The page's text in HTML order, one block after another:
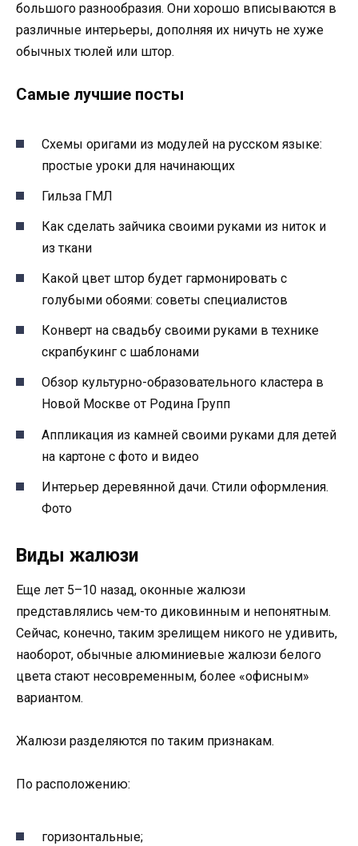
большого разнообразия. Они хорошо вписываются в
различные интерьеры, дополняя их ничуть не хуже
обычных тюлей или штор.
Самые лучшие посты
Схемы оригами из модулей на русском языке:
простые уроки для начинающих
Гильза ГМЛ
Как сделать зайчика своими руками из ниток и
из ткани
Какой цвет штор будет гармонировать с
голубыми обоями: советы специалистов
Конверт на свадьбу своими руками в технике
скрапбукинг с шаблонами
Обзор культурно-образовательного кластера в
Новой Москве от Родина Групп
Аппликация из камней своими руками для детей
на картоне с фото и видео
Интерьер деревянной дачи. Стили оформления.
Фото
Виды жалюзи
Еще лет 5–10 назад, оконные жалюзи
представлялись чем-то диковинным и непонятным.
Сейчас, конечно, таким зрелищем никого не удивить,
наоборот, обычные алюминиевые жалюзи белого
цвета стают несовременным, более «офисным»
вариантом.
Жалюзи разделяются по таким признакам.
По расположению:
горизонтальные;